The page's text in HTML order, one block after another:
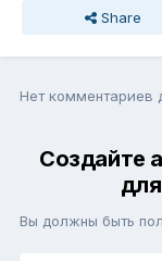
Share
Нет комментариев
Создайте
Вы должны быть